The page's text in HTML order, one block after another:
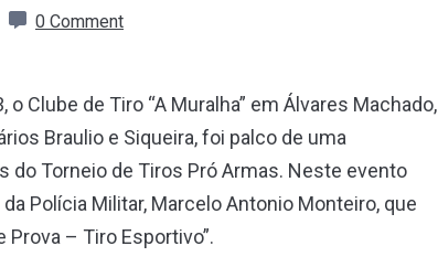
0 Comment
Clube de Tiro “A Muralha” em Álvares Machado,
Braulio e Siqueira, foi palco de uma
Torneio de Tiros Pró Armas. Neste evento
Polícia Militar, Marcelo Antonio Monteiro, que
Prova – Tiro Esportivo”.